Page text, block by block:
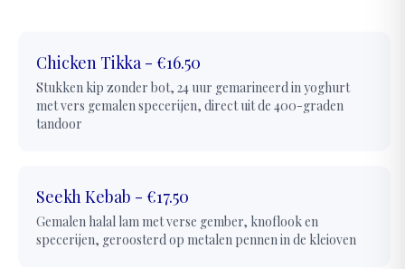
Chicken Tikka- €16.50
Stukken kip zonder bot, 24 uur gemarineerd in yoghurt
met vers gemalen specerijen, direct uit de 400-graden
tandoor
Seekh Kebab - €17.50
Gemalen halal lam met verse gember, knoflook en
specerijen, geroosterd op metalen pennen in de kleioven